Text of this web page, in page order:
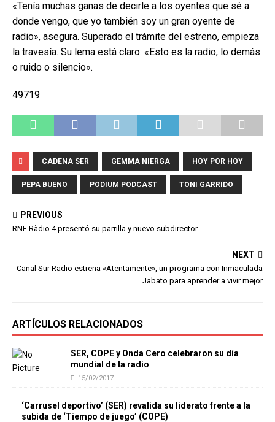
«Tenía muchas ganas de decirle a los oyentes que sé a
donde vengo, que yo también soy un gran oyente de
radio», asegura. Superado el trámite del estreno, empieza
la travesía. Su lema está claro: «Esto es la radio, lo demás
o ruido o silencio».
49719
CADENA SER GEMMA NIERGA HOY POR HOY
PEPA BUENO PODIUM PODCAST TONI GARRIDO
PREVIOUS
RNE Ràdio 4 presentó su parrilla y nuevo subdirector
NEXT
Canal Sur Radio estrena «Atentamente», un programa con Inmaculada
Jabato para aprender a vivir mejor
ARTÍCULOS RELACIONADOS
SER, COPE y Onda Cero celebraron su día
mundial de la radio
15/02/2017
‘Carrusel deportivo’ (SER) revalida su liderato frente a la
subida de ‘Tiempo de juego’ (COPE)